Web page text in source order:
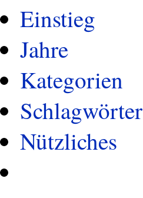
Einstieg
Jahre
Kategorien
Schlagwörter
Nützliches